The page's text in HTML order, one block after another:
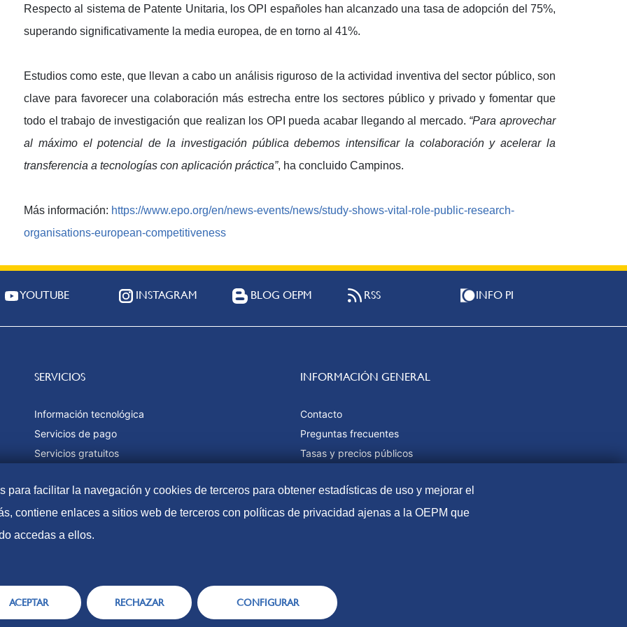
Respecto al sistema de Patente Unitaria, los OPI españoles han alcanzado una tasa de adopción del 75%,
superando significativamente la media europea, de en torno al 41%.
Estudios como este, que llevan a cabo un análisis riguroso de la actividad inventiva del sector público, son
clave para favorecer una colaboración más estrecha entre los sectores público y privado y fomentar que
todo el trabajo de investigación que realizan los OPI pueda acabar llegando al mercado. “Para aprovechar
al máximo el potencial de la investigación pública debemos intensificar la colaboración y acelerar la
transferencia a tecnologías con aplicación práctica”, ha concluido Campinos.
Más información: https://www.epo.org/en/news-events/news/study-shows-vital-role-public-research-
organisations-european-competitiveness
YOUTUBE INSTAGRAM BLOG OEPM RSS INFO PI
SERVICIOS
Información tecnológica
Servicios de pago
Servicios gratuitos
INFORMACIÓN GENERAL
Contacto
Preguntas frecuentes
Tasas y precios públicos
Mapa web
para facilitar la navegación y cookies de terceros para obtener estadísticas de uso y mejorar el
contiene enlaces a sitios web de terceros con políticas de privacidad ajenas a la OEPM que
accedas a ellos.
ACEPTAR RECHAZAR CONFIGURAR